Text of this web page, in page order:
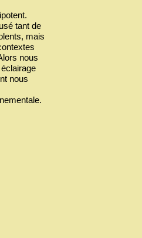
tant de
mais
nous
nous